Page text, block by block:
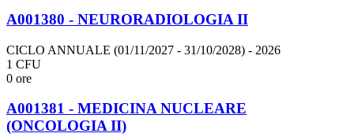
A001380 - NEURORADIOLOGIA II
CICLO ANNUALE (01/11/2027 - 31/10/2028) - 2026
1 CFU
0 ore
A001381 - MEDICINA NUCLEARE
(ONCOLOGIA II)